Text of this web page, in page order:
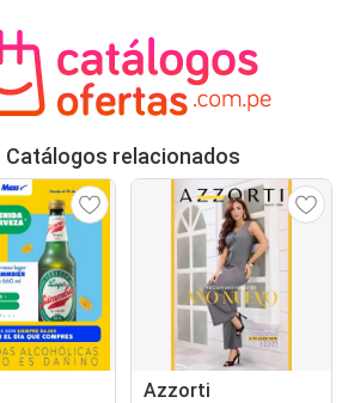
Catálogos relacionados
Azzorti